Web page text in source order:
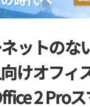
ットのな
けオフィ
2 Proス